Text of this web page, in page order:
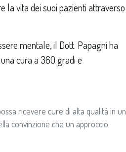
la vita dei suoi pazienti attraverso
mentale, il Dott. Papagni ha
cura a 360 gradi e
ricevere cure di alta qualità in un
convinzione che un approccio